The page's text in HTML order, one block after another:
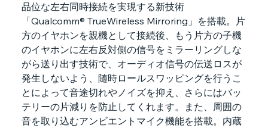
品位な左右同時接続を実現する新技術
「Qualcomm® TrueWireless Mirroring」を搭載。片
方のイヤホンを親機として接続後、もう片方の子機
のイヤホンに左右反対側の信号をミラーリングしな
がら送り出す技術で、オーディオ信号の伝送ロスが
発生しないよう、随時ロールスワッピングを行うこ
とによって音途切れやノイズを抑え、さらにはバッ
テリーの片減りを防止してくれます。また、周囲の
音を取り込むアンビエントマイク機能を搭載。内蔵